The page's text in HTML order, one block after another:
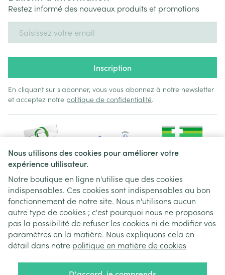
Nous utilisons des cookies pour améliorer votre
expérience utilisateur.
Notre boutique en ligne n'utilise que des cookies
indispensables. Ces cookies sont indispensables au bon
fonctionnement de notre site. Nous n'utilisons aucun
autre type de cookies ; c'est pourquoi nous ne proposons
pas la possibilité de refuser les cookies ni de modifier vos
paramètres en la matière. Nous expliquons cela en
détail dans notre politique en matière de cookies
Restez informé des nouveaux produits et promotions
Inscription
En cliquant sur s'abonner, vous vous abonnez à notre newsletter
et acceptez notre politique de confidentialité.
Liens légaux